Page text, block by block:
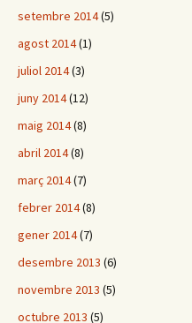
setembre 2014(5)
agost 2014(1)
juliol 2014(3)
juny 2014(12)
maig 2014(8)
abril 2014(8)
març 2014(7)
febrer 2014(8)
gener 2014(7)
desembre 2013 (6)
novembre 2013 (5)
octubre 2013 (5)